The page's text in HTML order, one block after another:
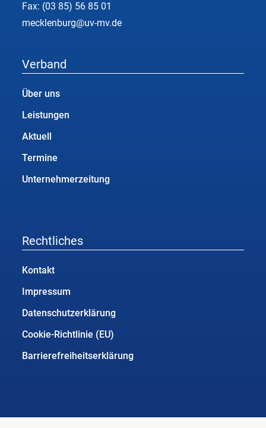
Fax: (03 85) 56 85 01
mecklenburg@uv-mv.de
Verband
Über uns
Leistungen
Aktuell
Termine
Unternehmerzeitung
Rechtliches
Kontakt
Impressum
Datenschutzerklärung
Cookie-Richtlinie (EU)
Barrierefreiheitserklärung